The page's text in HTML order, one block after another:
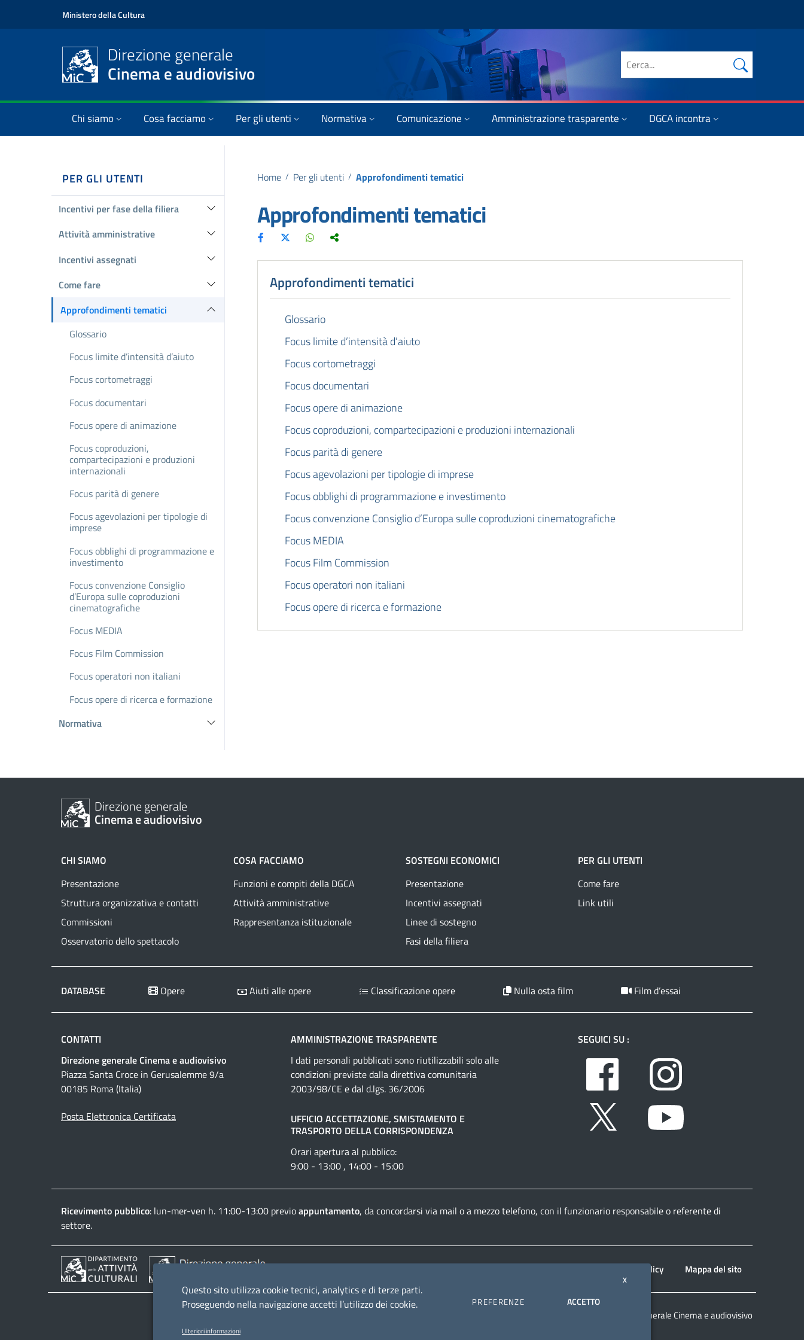
Ministero della Cultura
Direzione generale
Cinema e audiovisivo Cerca nel sito
Chi siamo Cosa facciamo Per gli utenti Normativa Comunicazione Amministrazione trasparente DGCA incontra
PER GLI UTENTI
Incentivi per fase della filiera
Attività amministrative
Incentivi assegnati
Come fare
Approfondimenti tematici
Glossario
Focus limite d’intensità d’aiuto
Focus cortometraggi
Focus documentari
Focus opere di animazione
Focus coproduzioni,
compartecipazioni e produzioni
internazionali
Focus parità di genere
Focus agevolazioni per tipologie di
imprese
Focus obblighi di programmazione e
investimento
Focus convenzione Consiglio
d’Europa sulle coproduzioni
cinematografiche
Focus MEDIA
Focus Film Commission
Focus operatori non italiani
Focus opere di ricerca e formazione
Normativa
Home / Per gli utenti / Approfondimenti tematici
Approfondimenti tematici
Approfondimenti tematici
Glossario
Focus limite d’intensità d’aiuto
Focus cortometraggi
Focus documentari
Focus opere di animazione
Focus coproduzioni, compartecipazioni e produzioni internazionali
Focus parità di genere
Focus agevolazioni per tipologie di imprese
Focus obblighi di programmazione e investimento
Focus convenzione Consiglio d’Europa sulle coproduzioni cinematografiche
Focus MEDIA
Focus Film Commission
Focus operatori non italiani
Focus opere di ricerca e formazione
Direzione generale
Cinema e audiovisivo
CHI SIAMO
Presentazione
Struttura organizzativa e contatti
Commissioni
Osservatorio dello spettacolo
COSA FACCIAMO
Funzioni e compiti della DGCA
Attività amministrative
Rappresentanza istituzionale
SOSTEGNI ECONOMICI
Presentazione
Incentivi assegnati
Linee di sostegno
Fasi della filiera
PER GLI UTENTI
Come fare
Link utili
DATABASE Opere Aiuti alle opere Classificazione opere Nulla osta film Film d’essai
CONTATTI
Direzione generale Cinema e audiovisivo
Piazza Santa Croce in Gerusalemme 9/a
00185 Roma (Italia)
Posta Elettronica Certificata
AMMINISTRAZIONE TRASPARENTE
I dati personali pubblicati sono riutilizzabili solo alle
condizioni previste dalla direttiva comunitaria
2003/98/CE e dal d.lgs. 36/2006
UFFICIO ACCETTAZIONE, SMISTAMENTO E
TRASPORTO DELLA CORRISPONDENZA
Orari apertura al pubblico:
9:00 - 13:00 , 14:00 - 15:00
SEGUICI SU :
Facebook
Twitter
Ricevimento pubblico: lun-mer-ven h. 11:00-13:00 previoappuntamento, da concordarsi via mail o a mezzo telefono, con il funzionario responsabile o referente di
settore.
Privacy policy Mappa del sito
© 2026 Direzione generale Cinema e audiovisivo
X
Questo sito utilizza cookie tecnici, analytics e di terze parti.
Proseguendo nella navigazione accetti l’utilizzo dei cookie.
PREFERENZE ACCETTO
Ulteriori informazioni